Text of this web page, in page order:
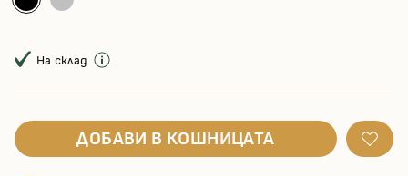
На склад
ДОБАВИ В КОШНИЦАТА